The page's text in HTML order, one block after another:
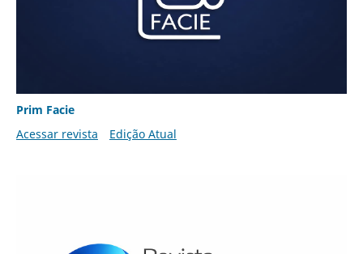
Prim Facie
Acessar revista
Edição Atual